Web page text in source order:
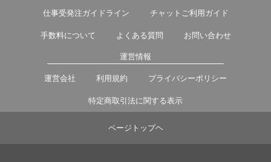
仕事受発注ガイドライン チャットご利用ガイド
手数料について よくある質問 お問い合わせ
運営情報
運営会社 利用規約 プライバシーポリシー
特定商取引法に関する表示
ページトップヘ